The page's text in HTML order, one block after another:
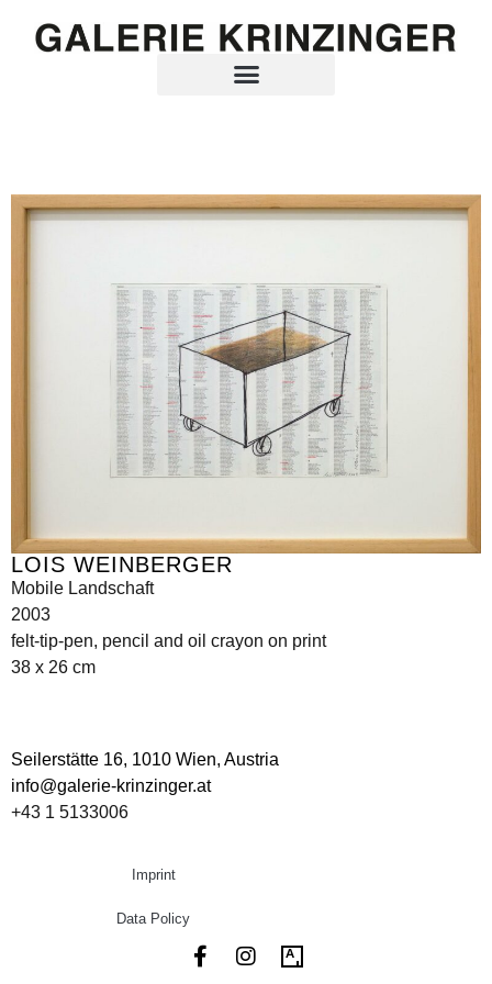
LOIS WEINBERGER
Mobile Landschaft
2003
felt-tip-pen, pencil and oil crayon on print
38 x 26 cm
Seilerstätte 16, 1010 Wien, Austria
info@galerie-krinzinger.at
+43 1 5133006
Imprint
Data Policy